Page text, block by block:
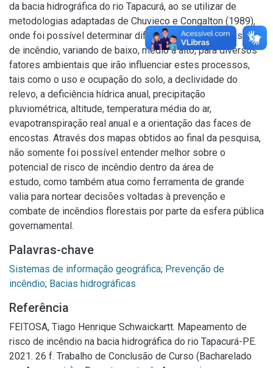
da bacia hidrográfica do rio Tapacurá, ao se utilizar de
metodologias adaptadas de Chuvieco e Congalton (1989),
onde foi possível determinar diferentes classes de risco
de incêndio, variando de baixo, médio à alto, para diversos
fatores ambientais que irão influenciar estes processos,
tais como o uso e ocupação do solo, a declividade do
relevo, a deficiência hídrica anual, precipitação
pluviométrica, altitude, temperatura média do ar,
evapotranspiração real anual e a orientação das faces de
encostas. Através dos mapas obtidos ao final da pesquisa,
não somente foi possível entender melhor sobre o
potencial de risco de incêndio dentro da área de
estudo, como também atua como ferramenta de grande
valia para nortear decisões voltadas à prevenção e
combate de incêndios florestais por parte da esfera pública
governamental.
Palavras-chave
Sistemas de informação geográfica; Prevenção de
incêndio; Bacias hidrográficas
Referência
FEITOSA, Tiago Henrique Schwaickartt. Mapeamento de
risco de incêndio na bacia hidrográfica do rio Tapacurá-PE.
2021. 26 f. Trabalho de Conclusão de Curso (Bacharelado